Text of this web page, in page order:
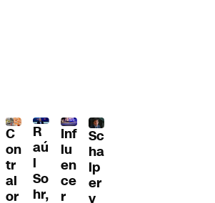
C
on
tr
al
or
R
aú
l
So
hr,
Inf
lu
en
ce
r
Sc
ha
lp
er
y